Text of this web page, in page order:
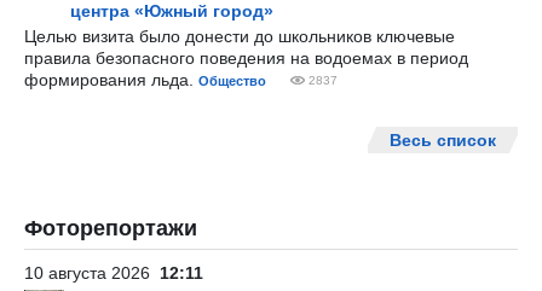
центра «Южный город»
Целью визита было донести до школьников ключевые
правила безопасного поведения на водоемах в период
формирования льда.
Общество 2837
Весь список
Фоторепортажи
10 августа 2026 12:11